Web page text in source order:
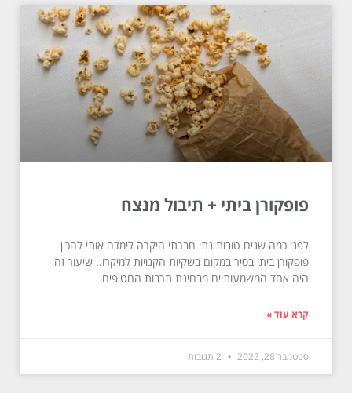
פופקורן ביתי + תיבול מנצח
לפני כמה שנים טובות נתי חברתי היקרה לימדה אותי להכין
פופקורן ביתי בסיר במקום בשקיות הקנויות למיקרו.. שיעור זה
היה אחד המשמעותיים מבחינת תרבות החטיפים
קרא עוד »
ספטמבר 28, 2022